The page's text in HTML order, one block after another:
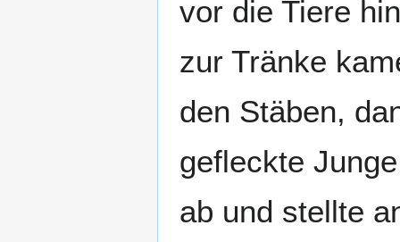
vor die Tiere
zur Tränke
den Stäben,
gefleckte
ab und stellte